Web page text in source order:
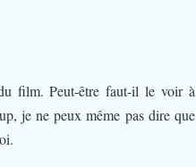
film. Peut-être faut-il le voir à
je ne peux même pas dire que